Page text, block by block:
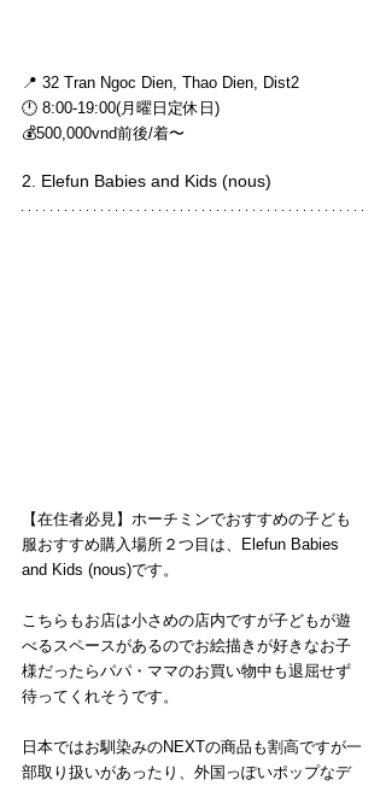
📍 32 Tran Ngoc Dien, Thao Dien, Dist2
🕛 8:00-19:00(月曜日定休日)
💰500,000vnd前後/着〜
2. Elefun Babies and Kids (nous)
【在住者必見】ホーチミンでおすすめの子ども
服おすすめ購入場所２つ目は、Elefun Babies
and Kids (nous)です。
こちらもお店は小さめの店内ですが子どもが遊
べるスペースがあるのでお絵描きが好きなお子
様だったらパパ・ママのお買い物中も退屈せず
待ってくれそうです。
日本ではお馴染みのNEXTの商品も割高ですが一
部取り扱いがあったり、外国っぽいポップなデ